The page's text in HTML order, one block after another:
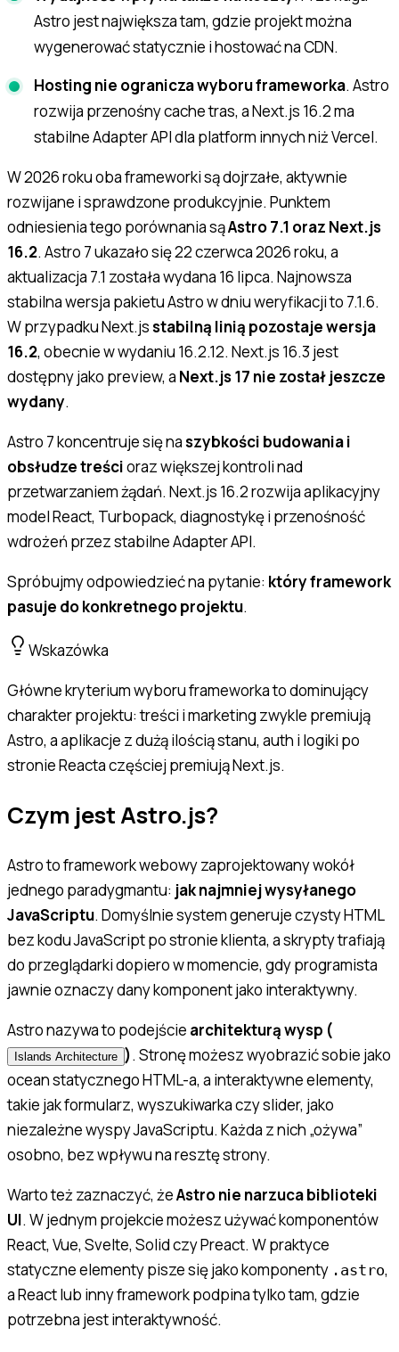
Astro jest największa tam, gdzie projekt można
wygenerować statycznie i hostować na CDN.
Hosting nie ogranicza wyboru frameworka. Astro
rozwija przenośny cache tras, a Next.js 16.2 ma
stabilne Adapter API dla platform innych niż Vercel.
W 2026 roku oba frameworki są dojrzałe, aktywnie
rozwijane i sprawdzone produkcyjnie. Punktem
odniesienia tego porównania sąAstro 7.1 oraz Next.js
16.2. Astro 7 ukazało się 22 czerwca 2026 roku, a
aktualizacja 7.1 została wydana 16 lipca. Najnowsza
stabilna wersja pakietu Astro w dniu weryfikacji to 7.1.6.
W przypadku Next.jsstabilną linią pozostaje wersja
16.2, obecnie w wydaniu 16.2.12. Next.js 16.3 jest
dostępny jako preview, a Next.js 17 nie został jeszcze
wydany.
Astro 7 koncentruje się naszybkości budowania i
obsłudze treścioraz większej kontroli nad
przetwarzaniem żądań. Next.js 16.2 rozwija aplikacyjny
model React, Turbopack, diagnostykę i przenośność
wdrożeń przez stabilne Adapter API.
Spróbujmy odpowiedzieć na pytanie: który framework
pasuje do konkretnego projektu.
Wskazówka
Główne kryterium wyboru frameworka to dominujący
charakter projektu: treści i marketing zwykle premiują
Astro, a aplikacje z dużą ilością stanu, auth i logiki po
stronie Reacta częściej premiują Next.js.
Czym jest Astro.js?
Astro to framework webowy zaprojektowany wokół
jednego paradygmantu: jak najmniej wysyłanego
JavaScriptu. Domyślnie system generuje czysty HTML
bez kodu JavaScript po stronie klienta, a skrypty trafiają
do przeglądarki dopiero w momencie, gdy programista
jawnie oznaczy dany komponent jako interaktywny.
Astro nazywa to podejście architekturą wysp (
Islands Architecture ). Stronę możesz wyobrazić sobie jako
ocean statycznego HTML-a, a interaktywne elementy,
takie jak formularz, wyszukiwarka czy slider, jako
niezależne wyspy JavaScriptu. Każda z nich „ożywa”
osobno, bez wpływu na resztę strony.
Warto też zaznaczyć, żeAstro nie narzuca biblioteki
UI. W jednym projekcie możesz używać komponentów
React, Vue, Svelte, Solid czy Preact. W praktyce
statyczne elementy pisze się jako komponenty .astro,
a React lub inny framework podpina tylko tam, gdzie
potrzebna jest interaktywność.